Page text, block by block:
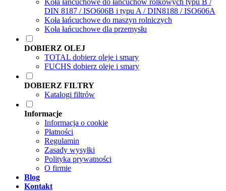
Koła łańcuchowe do łańcuchów rolkowych typu B /
DIN 8187 / ISO606B i typu A / DIN8188 / ISO606A
Koła łańcuchowe do maszyn rolniczych
Koła łańcuchowe dla przemysłu
DOBIERZ OLEJ
TOTAL dobierz oleje i smary
FUCHS dobierz oleje i smary
DOBIERZ FILTRY
Katalogi filtrów
Informacje
Informacja o cookie
Płatności
Regulamin
Zasady wysyłki
Polityka prywatności
O firmie
Blog
Kontakt